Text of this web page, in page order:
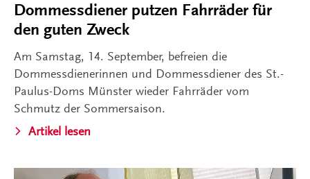
Dommessdiener putzen Fahrräder für
den guten Zweck
Am Samstag, 14. September, befreien die
Dommessdienerinnen und Dommessdiener des St.-
Paulus-Doms Münster wieder Fahrräder vom
Schmutz der Sommersaison.
Artikel lesen